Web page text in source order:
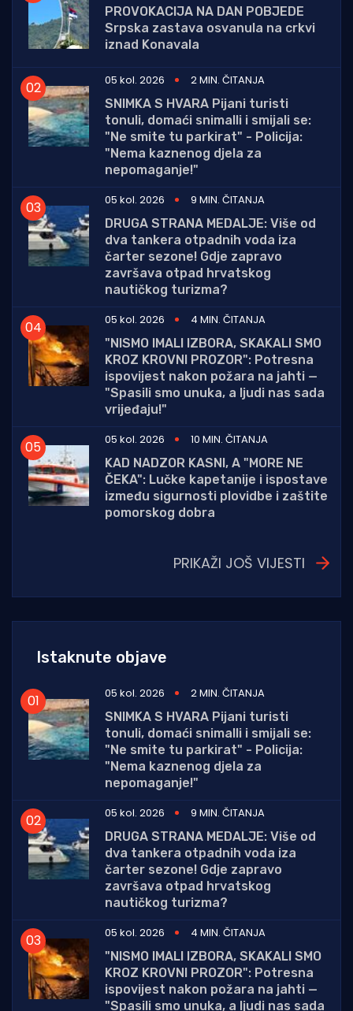
PROVOKACIJA NA DAN POBJEDE
Srpska zastava osvanula na crkvi
iznad Konavala
05 kol. 2026
2 MIN. ČITANJA
SNIMKA S HVARA Pijani turisti
tonuli, domaći snimalli i smijali se:
"Ne smite tu parkirat" - Policija:
"Nema kaznenog djela za
nepomaganje!"
05 kol. 2026
9 MIN. ČITANJA
DRUGA STRANA MEDALJE: Više od
dva tankera otpadnih voda iza
čarter sezone! Gdje zapravo
završava otpad hrvatskog
nautičkog turizma?
05 kol. 2026
4 MIN. ČITANJA
"NISMO IMALI IZBORA, SKAKALI SMO
KROZ KROVNI PROZOR": Potresna
ispovijest nakon požara na jahti —
"Spasili smo unuka, a ljudi nas sada
vrijeđaju!"
05 kol. 2026
10 MIN. ČITANJA
KAD NADZOR KASNI, A "MORE NE
ČEKA": Lučke kapetanije i ispostave
između sigurnosti plovidbe i zaštite
pomorskog dobra
PRIKAŽI JOŠ VIJESTI
Istaknute objave
05 kol. 2026
2 MIN. ČITANJA
SNIMKA S HVARA Pijani turisti
tonuli, domaći snimalli i smijali se:
"Ne smite tu parkirat" - Policija:
"Nema kaznenog djela za
nepomaganje!"
05 kol. 2026
9 MIN. ČITANJA
DRUGA STRANA MEDALJE: Više od
dva tankera otpadnih voda iza
čarter sezone! Gdje zapravo
završava otpad hrvatskog
nautičkog turizma?
05 kol. 2026
4 MIN. ČITANJA
"NISMO IMALI IZBORA, SKAKALI SMO
KROZ KROVNI PROZOR": Potresna
ispovijest nakon požara na jahti —
"Spasili smo unuka, a ljudi nas sada